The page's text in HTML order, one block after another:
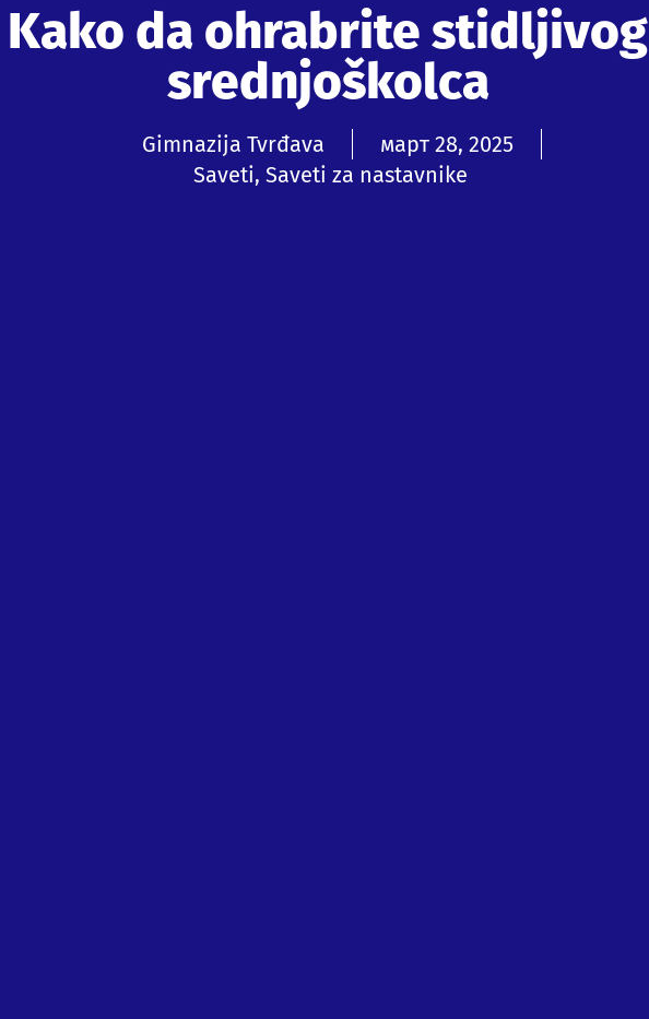
Kako da ohrabrite stidljivog
srednjoškolca
Gimnazija Tvrđava
март 28, 2025
Saveti, Saveti za nastavnike